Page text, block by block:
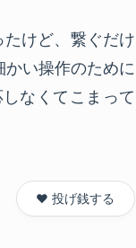
けど、繋ぐだけ
い操作のために
なくてこまって
❤️ 投げ銭する